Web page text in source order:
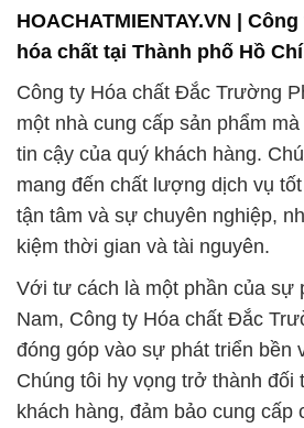
tin cậy của quý khách hàng.
mang đến chất lượng dịch vụ tốt
tận tâm và sự chuyên nghiệp,
kiệm thời gian và tài nguyên.
Với tư cách là một phần của sự
Nam, Công ty Hóa chất Đắc
đóng góp vào sự phát triển bền
Chúng tôi hy vọng trở thành đối
khách hàng, đảm bảo cung cấp
chất chất lượng cao và dịch vụ
Đặc biệt, chúng tôi hiểu rằng
không chỉ là một phần của mối
yếu tố quan trọng. Tại Công ty